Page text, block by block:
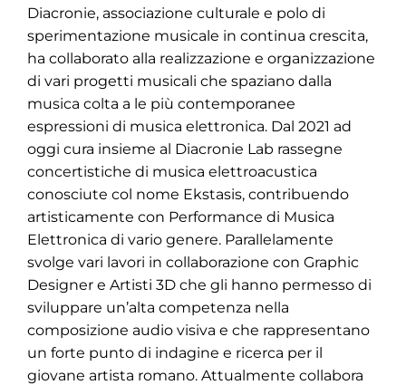
Diacronie, associazione culturale e polo di
sperimentazione musicale in continua crescita,
ha collaborato alla realizzazione e organizzazione
di vari progetti musicali che spaziano dalla
musica colta a le più contemporanee
espressioni di musica elettronica. Dal 2021 ad
oggi cura insieme al Diacronie Lab rassegne
concertistiche di musica elettroacustica
conosciute col nome Ekstasis, contribuendo
artisticamente con Performance di Musica
Elettronica di vario genere. Parallelamente
svolge vari lavori in collaborazione con Graphic
Designer e Artisti 3D che gli hanno permesso di
sviluppare un’alta competenza nella
composizione audio visiva e che rappresentano
un forte punto di indagine e ricerca per il
giovane artista romano. Attualmente collabora